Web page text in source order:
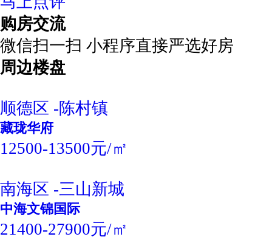
购房交流
微信扫一扫 小程序直接严选好房
周边楼盘
顺德区 -陈村镇
藏珑华府
12500-13500元/㎡
南海区 -三山新城
中海文锦国际
21400-27900元/㎡